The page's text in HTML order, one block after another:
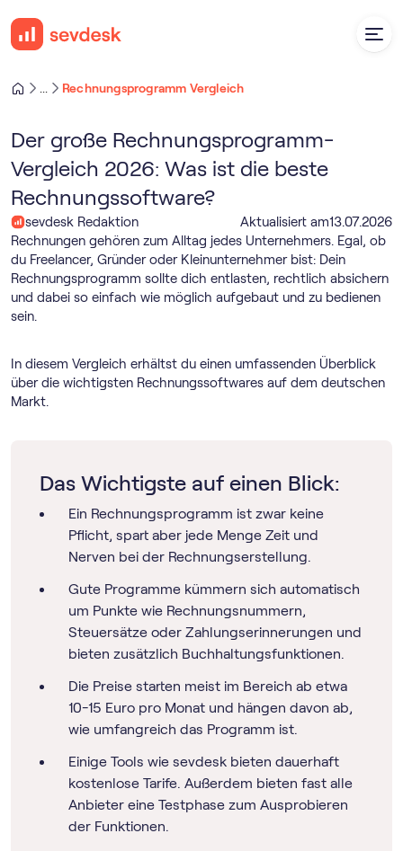
Rechnungs­programm Vergleich
Der große Rechnungs­programm-
Vergleich 2026: Was ist die beste
Rechnungssoftware?
sevdesk Redaktion Aktualisiert am13.07.2026
Rechnungen gehören zum Alltag jedes Unternehmers. Egal, ob
du Freelancer, Gründer oder Kleinunternehmer bist: Dein
Rechnungs­programm sollte dich entlasten, rechtlich absichern
und dabei so einfach wie möglich aufgebaut und zu bedienen
sein.
In diesem Vergleich erhältst du einen umfassenden Überblick
über die wichtigsten Rechnungssoftwares auf dem deutschen
Markt.
Das Wichtigste auf einen Blick:
Ein Rechnungs­programm ist zwar keine
Pflicht, spart aber jede Menge Zeit und
Nerven bei der Rechnungserstellung.
Gute Programme kümmern sich automatisch
um Punkte wie Rechnungsnummern,
Steuersätze oder Zahlungserinnerungen und
bieten zusätzlich Buchhaltungsfunktionen.
Die Preise starten meist im Bereich ab etwa
10-15 Euro pro Monat und hängen davon ab,
wie umfangreich das Programm ist.
Einige Tools wie sevdesk bieten dauerhaft
kostenlose Tarife. Außerdem bieten fast alle
Anbieter eine Testphase zum Ausprobieren
der Funktionen.